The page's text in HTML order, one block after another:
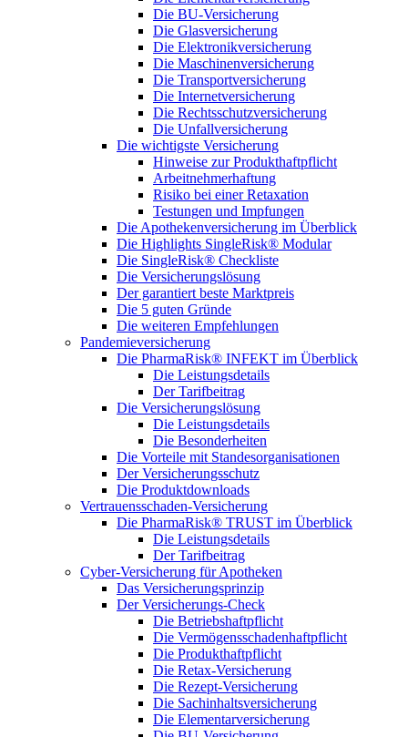
Die BU-Versicherung
Die Glasversicherung
Die Elektronikversicherung
Die Maschinenversicherung
Die Transportversicherung
Die Internetversicherung
Die Rechtsschutzversicherung
Die Unfallversicherung
Die wichtigste Versicherung
Hinweise zur Produkthaftpflicht
Arbeitnehmerhaftung
Risiko bei einer Retaxation
Testungen und Impfungen
Die Apothekenversicherung im Überblick
Die Highlights SingleRisk® Modular
Die SingleRisk® Checkliste
Die Versicherungslösung
Der garantiert beste Marktpreis
Die 5 guten Gründe
Die weiteren Empfehlungen
Pandemieversicherung
Die PharmaRisk® INFEKT im Überblick
Die Leistungsdetails
Der Tarifbeitrag
Die Versicherungslösung
Die Leistungsdetails
Die Besonderheiten
Die Vorteile mit Standesorganisationen
Der Versicherungsschutz
Die Produktdownloads
Vertrauensschaden-Versicherung
Die PharmaRisk® TRUST im Überblick
Die Leistungsdetails
Der Tarifbeitrag
Cyber-Versicherung für Apotheken
Das Versicherungsprinzip
Der Versicherungs-Check
Die Betriebshaftpflicht
Die Vermögensschadenhaftpflicht
Die Produkthaftpflicht
Die Retax-Versicherung
Die Rezept-Versicherung
Die Sachinhaltsversicherung
Die Elementarversicherung